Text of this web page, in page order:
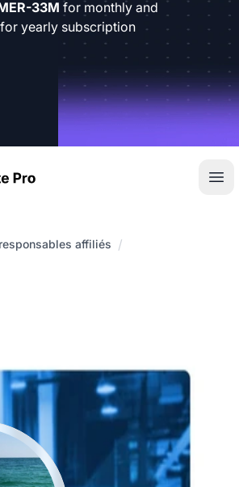
33M for monthly and
for yearly subscription
affiliés /